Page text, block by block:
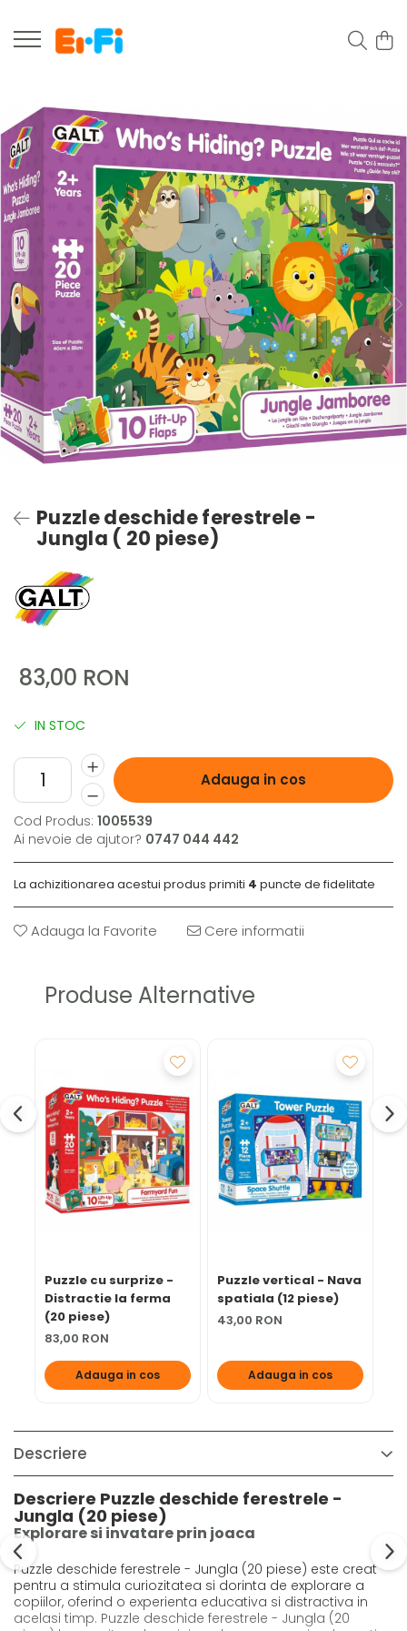
Puzzle deschide ferestrele -
Jungla ( 20 piese)
83,00 RON
IN STOC
Adauga in cos
Cod Produs: 1005539
Ai nevoie de ajutor? 0747 044 442
La achizitionarea acestui produs primiti 4 puncte de fidelitate
Adauga la Favorite Cere informatii
Produse Alternative
Puzzle cu surprize -
Distractie la ferma
(20 piese)
83,00 RON
Adauga in cos
Puzzle vertical - Nava
spatiala (12 piese)
43,00 RON
Adauga in cos
Descriere
Descriere Puzzle deschide ferestrele -
Jungla (20 piese)
Explorare si invatare prin joaca
Puzzle deschide ferestrele - Jungla (20 piese) este creat
pentru a stimula curiozitatea si dorinta de explorare a
copiilor, oferind o experienta educativa si distractiva in
acelasi timp. Puzzle deschide ferestrele - Jungla (20